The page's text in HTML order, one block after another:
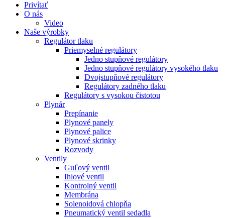
Privítať
O nás
Video
Naše výrobky
Regulátor tlaku
Priemyselné regulátory
Jedno stupňové regulátory
Jedno stupňové regulátory vysokého tlaku
Dvojstupňové regulátory
Regulátory zadného tlaku
Regulátory s vysokou čistotou
Plynár
Prepínanie
Plynové panely
Plynové palice
Plynové skrinky
Rozvody
Ventily
Guľový ventil
Ihlové ventil
Kontrolný ventil
Membrána
Solenoidová chlopňa
Pneumatický ventil sedadla